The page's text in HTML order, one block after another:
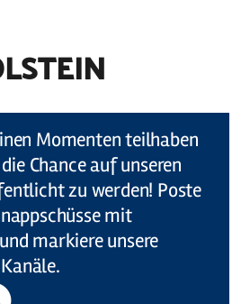
Momenten teilhaben
Chance auf unseren
zu werden! Poste
mit
markiere unsere